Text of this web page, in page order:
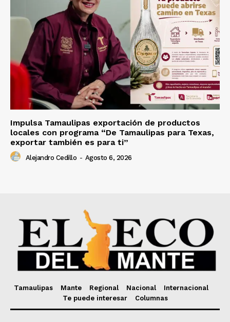
Impulsa Tamaulipas exportación de productos
locales con programa “De Tamaulipas para Texas,
exportar también es para ti”
Alejandro Cedillo - Agosto 6, 2026
Tamaulipas Mante Regional Nacional
Internacional
Te puede interesar
Columnas